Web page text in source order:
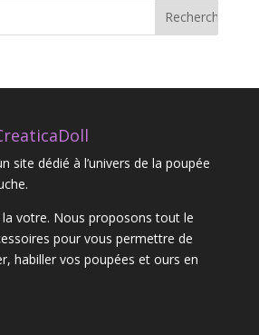
site dédié à l’univers de la poupée
votre. Nous proposons tout le
pour vous permettre de
habiller vos poupées et ours en